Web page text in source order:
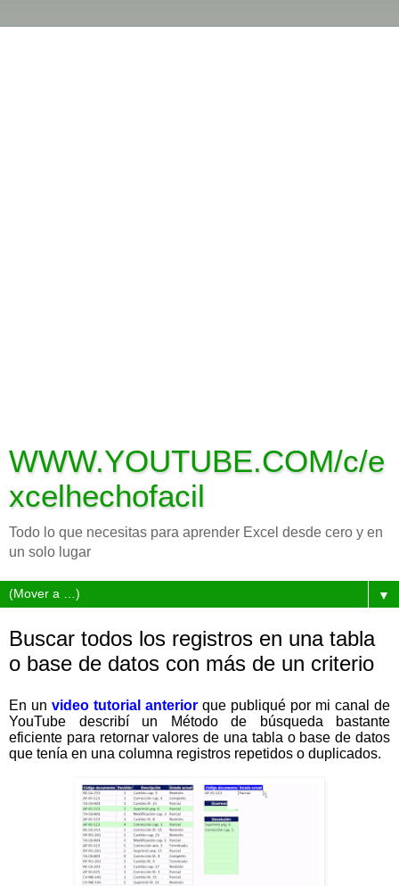
WWW.YOUTUBE.COM/c/e
xcelhechofacil
Todo lo que necesitas para aprender Excel desde cero y en
un solo lugar
▼
Buscar todos los registros en una tabla
o base de datos con más de un criterio
En un video tutorial anterior que publiqué por mi canal de
YouTube describí un Método de búsqueda bastante
eficiente para retornar valores de una tabla o base de datos
que tenía en una columna registros repetidos o duplicados.